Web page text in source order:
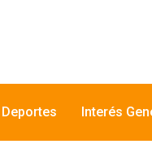
Deportes Interés